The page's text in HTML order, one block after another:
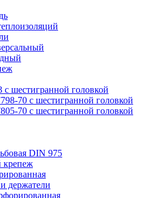
с шестигранной головкой
70 с шестигранной головкой
70 с шестигранной головкой
DIN 975
крепеж
держатели